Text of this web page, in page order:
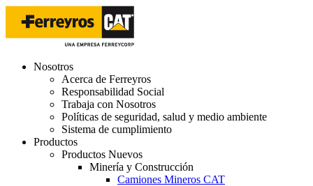
Nosotros
Acerca de Ferreyros
Responsabilidad Social
Trabaja con Nosotros
Políticas de seguridad, salud y medio ambiente
Sistema de cumplimiento
Productos
Productos Nuevos
Minería y Construcción
Camiones Mineros CAT